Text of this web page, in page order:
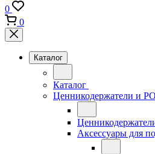
0
0
Каталог
Каталог
Ценникодержатели и
Аксессуары для